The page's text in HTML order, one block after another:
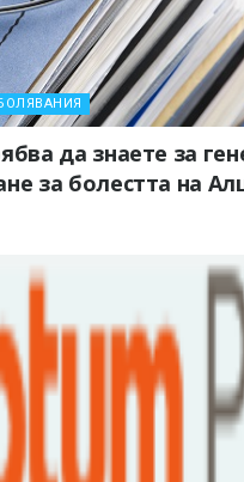
да знаете за
за болестта на